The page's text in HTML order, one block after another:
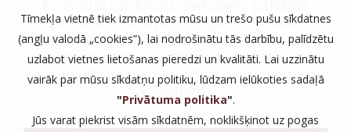
piemeklēt tieši Jums vispiemērotāko
risinājumu, kas ļaus Jūsu mājoklim vai darba
telpām izskatīties satriecoši un atstās elpu
aizraujošu iespaidu uz Jūsu ciemiņiem vai
klientiem.
Tīmekļa vietnē tiek izmantotas mūsu un trešo pušu sīkdatnes
(angļu valodā „cookies”), lai nodrošinātu tās darbību, palīdzētu
uzlabot vietnes lietošanas pieredzi un kvalitāti. Lai uzzinātu
vairāk par mūsu sīkdatņu politiku, lūdzam ielūkoties sadaļā
"Privātuma politika".
Jūs varat piekrist visām sīkdatnēm, noklikšķinot uz pogas